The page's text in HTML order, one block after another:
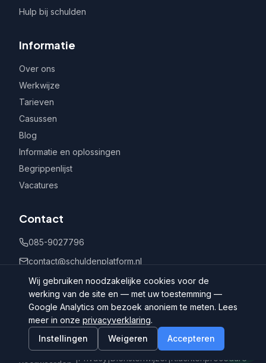
Hulp bij schulden
Informatie
Over ons
Werkwijze
Tarieven
Casussen
Blog
Informatie en oplossingen
Begrippenlijst
Vacatures
Contact
085-9027796
contact@schuldenplatform.nl
Postbus 802, 7400 AV Deventer
©
Schuldenplatform.nl
Algemene
|Privacy |Dienstenwijzer |Klachtenprocedure
Wij gebruiken noodzakelijke cookies voor de
werking van de site en — met uw toestemming —
Google Analytics om bezoek anoniem te meten. Lees
meer in onze privacyverklaring.
Instellingen
Weigeren Accepteren